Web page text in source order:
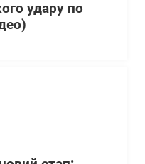
удару по